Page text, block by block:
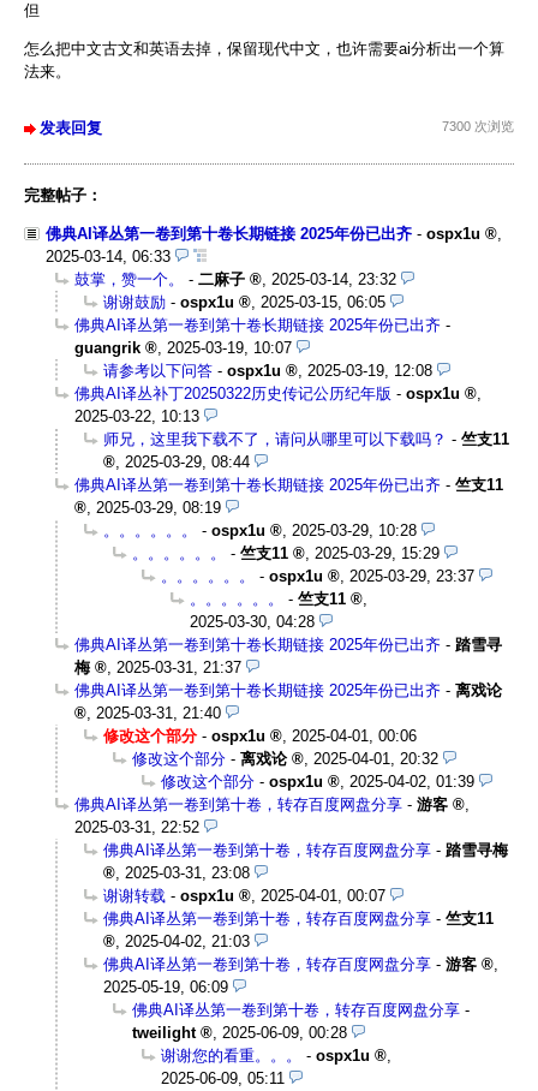
但
怎么把中文古文和英语去掉，保留现代中文，也许需要ai分析出一个算
法来。
发表回复 7300 次浏览
完整帖子：
佛典AI译丛第一卷到第十卷长期链接 2025年份已出齐 - ospx1u
,
2025-03-14, 06:33
鼓掌，赞一个。
- 二麻子 , 2025-03-14, 23:32
谢谢鼓励 - ospx1u , 2025-03-15, 06:05
佛典AI译丛第一卷到第十卷长期链接 2025年份已出齐 -
guangrik
, 2025-03-19, 10:07
请参考以下问答 - ospx1u , 2025-03-19, 12:08
佛典AI译丛补丁20250322历史传记公历纪年版 - ospx1u
,
2025-03-22, 10:13
师兄，这里我下载不了，请问从哪里可以下载吗？ - 竺支11
, 2025-03-29, 08:44
佛典AI译丛第一卷到第十卷长期链接 2025年份已出齐 - 竺支11
, 2025-03-29, 08:19
。。。。。。
- ospx1u , 2025-03-29, 10:28
。。。。。。
- 竺支11 , 2025-03-29, 15:29
。。。。。。
- ospx1u , 2025-03-29, 23:37
。。。。。。
- 竺支11
,
2025-03-30, 04:28
佛典AI译丛第一卷到第十卷长期链接 2025年份已出齐 - 踏雪寻
梅
, 2025-03-31, 21:37
佛典AI译丛第一卷到第十卷长期链接 2025年份已出齐 - 离戏论
, 2025-03-31, 21:40
修改这个部分- ospx1u , 2025-04-01, 00:06
修改这个部分 - 离戏论 , 2025-04-01, 20:32
修改这个部分 - ospx1u , 2025-04-02, 01:39
佛典AI译丛第一卷到第十卷，转存百度网盘分享 - 游客
,
2025-03-31, 22:52
佛典AI译丛第一卷到第十卷，转存百度网盘分享 - 踏雪寻梅
, 2025-03-31, 23:08
谢谢转载 - ospx1u , 2025-04-01, 00:07
佛典AI译丛第一卷到第十卷，转存百度网盘分享 - 竺支11
, 2025-04-02, 21:03
佛典AI译丛第一卷到第十卷，转存百度网盘分享 - 游客
,
2025-05-19, 06:09
佛典AI译丛第一卷到第十卷，转存百度网盘分享 -
tweilight
, 2025-06-09, 00:28
谢谢您的看重。。。
- ospx1u
,
2025-06-09, 05:11